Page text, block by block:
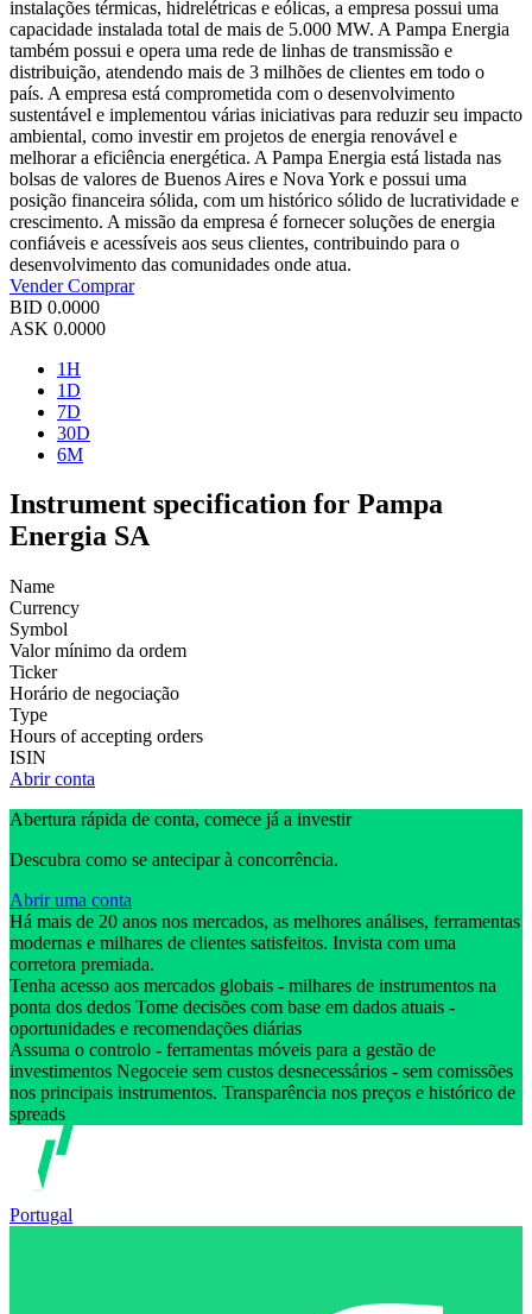
instalações térmicas, hidrelétricas e eólicas, a empresa possui uma
capacidade instalada total de mais de 5.000 MW. A Pampa Energia
também possui e opera uma rede de linhas de transmissão e
distribuição, atendendo mais de 3 milhões de clientes em todo o
país. A empresa está comprometida com o desenvolvimento
sustentável e implementou várias iniciativas para reduzir seu impacto
ambiental, como investir em projetos de energia renovável e
melhorar a eficiência energética. A Pampa Energia está listada nas
bolsas de valores de Buenos Aires e Nova York e possui uma
posição financeira sólida, com um histórico sólido de lucratividade e
crescimento. A missão da empresa é fornecer soluções de energia
confiáveis e acessíveis aos seus clientes, contribuindo para o
desenvolvimento das comunidades onde atua.
VenderComprar
BID 0.0000
ASK 0.0000
1H
1D
7D
30D
6M
Instrument specification for Pampa
Energia SA
Name
Currency
Symbol
Valor mínimo da ordem
Ticker
Horário de negociação
Type
Hours of accepting orders
ISIN
Abrir conta
Abertura rápida de conta, comece já a investir
Descubra como se antecipar à concorrência.
Abrir uma conta
Há mais de 20 anos nos mercados, as melhores análises, ferramentas
modernas e milhares de clientes satisfeitos. Invista com uma
corretora premiada.
Tenha acesso aos mercados globais - milhares de instrumentos na
ponta dos dedos Tome decisões com base em dados atuais -
oportunidades e recomendações diárias
Assuma o controlo - ferramentas móveis para a gestão de
investimentos Negoceie sem custos desnecessários - sem comissões
nos principais instrumentos. Transparência nos preços e histórico de
spreads
Portugal